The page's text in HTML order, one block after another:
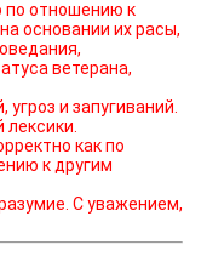
по отношению к
основании их расы,
ветерана,
и запугиваний.
как по
к другим
С уважением,